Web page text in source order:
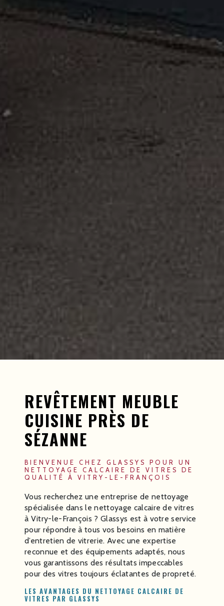
REVÊTEMENT MEUBLE
CUISINE PRÈS DE
SÉZANNE
BIENVENUE CHEZ GLASSYS POUR UN
NETTOYAGE CALCAIRE DE VITRES DE
QUALITÉ À VITRY-LE-FRANÇOIS
Vous recherchez une entreprise de nettoyage
spécialisée dans le nettoyage calcaire de vitres
à Vitry-le-François ? Glassys est à votre service
pour répondre à tous vos besoins en matière
d’entretien de vitrerie. Avec une expertise
reconnue et des équipements adaptés, nous
vous garantissons des résultats impeccables
pour des vitres toujours éclatantes de propreté.
LES AVANTAGES DU NETTOYAGE CALCAIRE DE
VITRES PAR GLASSYS